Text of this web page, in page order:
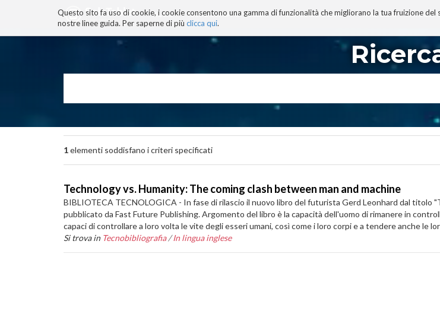
Questo sito fa uso di cookie, i cookie consentono una gamma di funzionalità che migliorano la tua fruizione
nostre linee guida. Per saperne di più clicca qui.
BLOG TECNOCONSAPEVOLEZZA TECNOBIBLIOGRAFIA I MIEI LIBRI
navigazione
1elementi soddisfano i criteri specificati
Technology vs. Humanity: The coming clash between man and machine
BIBLIOTECA TECNOLOGICA - In fase di rilascio il nuovo libro del futurista Gerd Leonhard dal titolo
pubblicato da Fast Future Publishing. Argomento del libro è la capacità dell'uomo di rimanere in
capaci di controllare a loro volta le vite degli esseri umani, così come i loro corpi e a tendere anche le
Si trova in Tecnobibliografia /In lingua inglese